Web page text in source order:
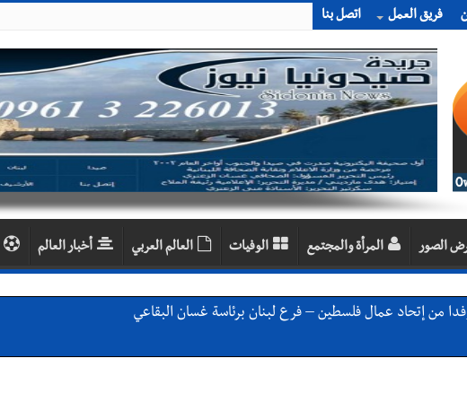
فريق العمل اتصل بنا
الصور المرأة والمجتمع الوفيات العالم العربي أخبار العالم
من إتحاد عمال فلسطين – فرع لبنان برئاسة غسان البقاعي